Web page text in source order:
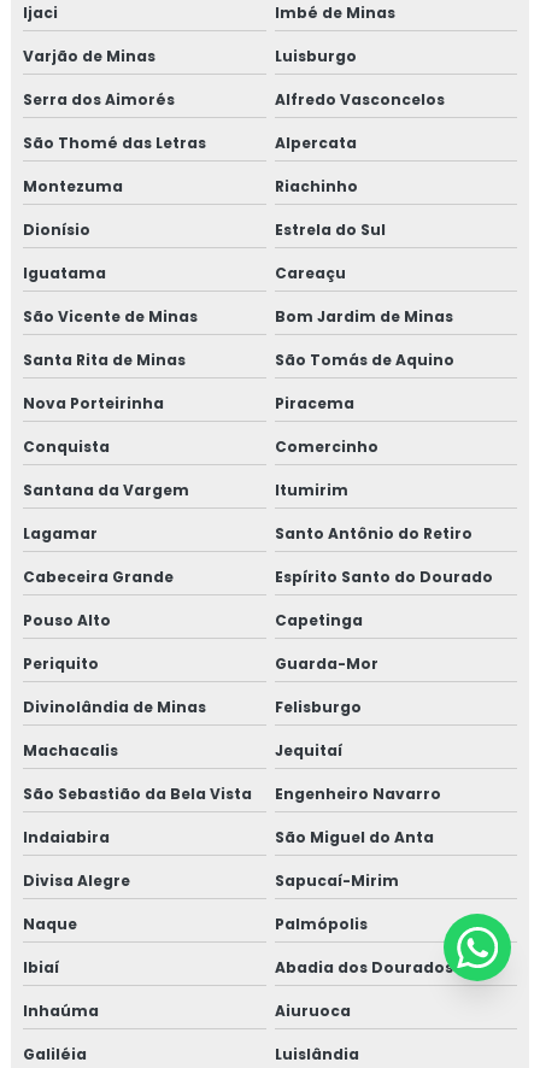
Ijaci Imbé de Minas
Varjão de Minas Luisburgo
Serra dos Aimorés Alfredo Vasconcelos
São Thomé das Letras Alpercata
Montezuma Riachinho
Dionísio Estrela do Sul
Iguatama Careaçu
São Vicente de Minas Bom Jardim de Minas
Santa Rita de Minas São Tomás de Aquino
Nova Porteirinha Piracema
Conquista Comercinho
Santana da Vargem Itumirim
Lagamar Santo Antônio do Retiro
Cabeceira Grande Espírito Santo do Dourado
Pouso Alto Capetinga
Periquito Guarda-Mor
Divinolândia de Minas Felisburgo
Machacalis Jequitaí
São Sebastião da Bela Vista Engenheiro Navarro
Indaiabira São Miguel do Anta
Divisa Alegre Sapucaí-Mirim
Naque Palmópolis
Ibiaí Abadia dos Dourados
Inhaúma Aiuruoca
Galiléia Luislândia